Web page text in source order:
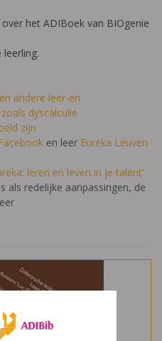
het ADIBoek van BIOgenie
en andere leer-en
dyscalculie
zijn
Facebook en leer Eureka Leuven
leren en leven in je talent'
als redelijke aanpassingen, de